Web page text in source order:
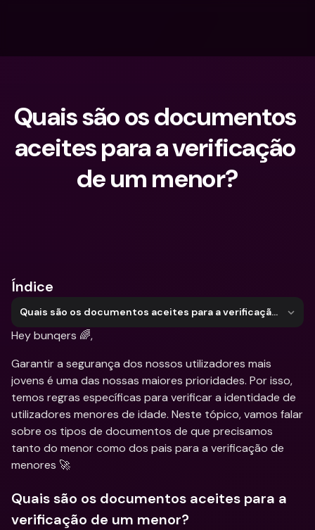
Quais são os documentos
aceites para a verificação
de um menor?
Índice
Quais são os documentos aceites para a verificação de um menor?
Hey bunqers 🌈,
Garantir a segurança dos nossos utilizadores mais
jovens é uma das nossas maiores prioridades. Por isso,
temos regras específicas para verificar a identidade de
utilizadores menores de idade. Neste tópico, vamos falar
sobre os tipos de documentos de que precisamos
tanto do menor como dos pais para a verificação de
menores 🚀
Quais são os documentos aceites para a
verificação de um menor?